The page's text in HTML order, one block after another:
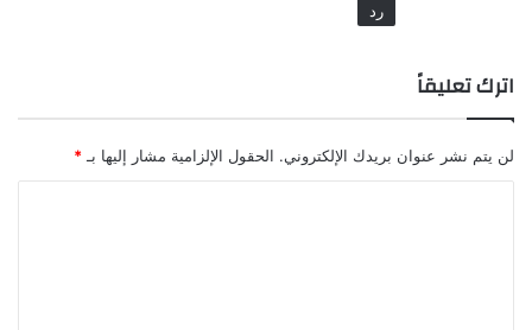
رد
اترك تعليقاً
لن يتم نشر عنوان بريدك الإلكتروني. الحقول الإلزامية مشار إليها بـ *